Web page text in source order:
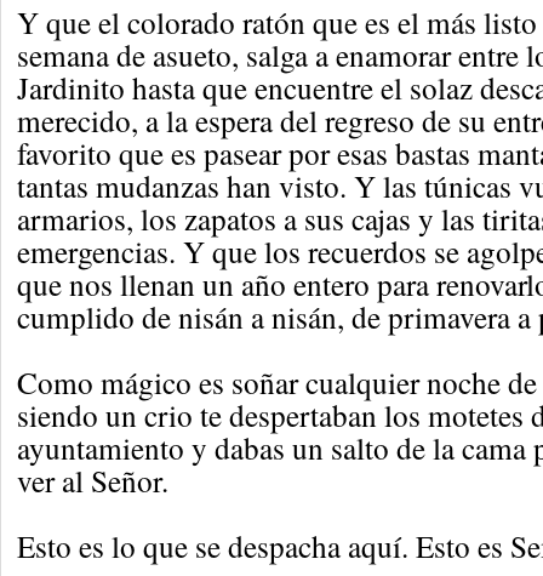
Y que el colorado ratón que es el más
semana de asueto, salga a enamorar entre
Jardinito hasta que encuentre el solaz
merecido, a la espera del regreso de su
favorito que es pasear por esas bastas
tantas mudanzas han visto. Y las túnicas
armarios, los zapatos a sus cajas y las
emergencias. Y que los recuerdos se
que nos llenan un año entero para
cumplido de nisán a nisán, de primavera a
Como mágico es soñar cualquier noche
siendo un crio te despertaban los
ayuntamiento y dabas un salto de la cama
ver al Señor.
Esto es lo que se despacha aquí. Esto es